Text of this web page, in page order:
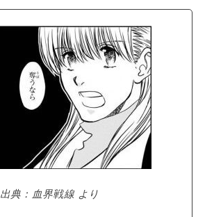
出典：血界戦線 より